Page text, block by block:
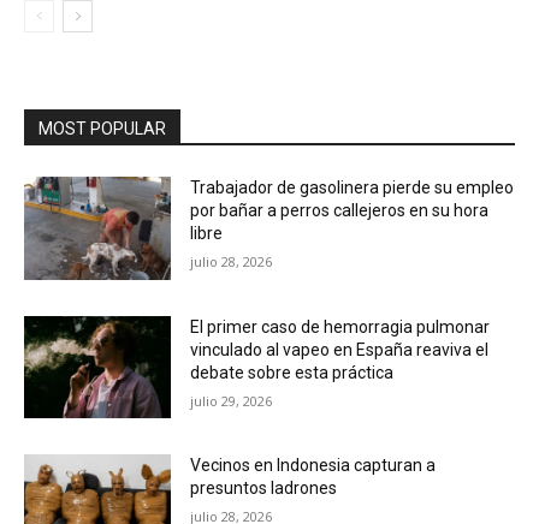
MOST POPULAR
Trabajador de gasolinera pierde su empleo
por bañar a perros callejeros en su hora
libre
julio 28, 2026
El primer caso de hemorragia pulmonar
vinculado al vapeo en España reaviva el
debate sobre esta práctica
julio 29, 2026
Vecinos en Indonesia capturan a
presuntos ladrones
julio 28, 2026